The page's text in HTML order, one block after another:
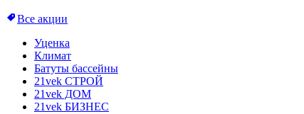
Все акции
Уценка
Климат
Батуты бассейны
21vek СТРОЙ
21vek ДОМ
21vek БИЗНЕС